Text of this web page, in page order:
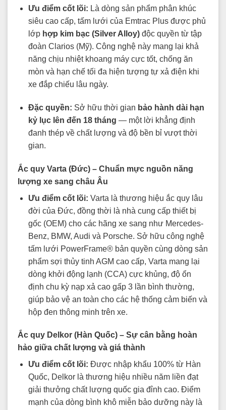
Ưu điểm cốt lõi: Là dòng sản phẩm phân khúc
siêu cao cấp, tấm lưới của Emtrac Plus được phủ
lớp hợp kim bạc (Silver Alloy)độc quyền từ tập
đoàn Clarios (Mỹ). Công nghệ này mang lại khả
năng chịu nhiệt khoang máy cực tốt, chống ăn
mòn và hạn chế tối đa hiện tượng tự xả điện khi
xe đắp chiếu lâu ngày.
Đặc quyền: Sở hữu thời gian bảo hành dài hạn
kỷ lục lên đến 18 tháng — một lời khẳng định
đanh thép về chất lượng và độ bền bỉ vượt thời
gian.
Ắc quy Varta (Đức) – Chuẩn mực nguồn năng
lượng xe sang châu Âu
Ưu điểm cốt lõi: Varta là thương hiệu ắc quy lâu
đời của Đức, đồng thời là nhà cung cấp thiết bị
gốc (OEM) cho các hãng xe sang như Mercedes-
Benz, BMW, Audi và Porsche. Sở hữu công nghệ
tấm lưới PowerFrame® bản quyền cùng dòng sản
phẩm sợi thủy tinh AGM cao cấp, Varta mang lại
dòng khởi động lạnh (CCA) cực khủng, độ ổn
định chu kỳ nạp xả cao gấp 3 lần bình thường,
giúp bảo vệ an toàn cho các hệ thống cảm biến và
hộp đen thông minh trên xe.
Ắc quy Delkor (Hàn Quốc) – Sự cân bằng hoàn
hảo giữa chất lượng và giá thành
Ưu điểm cốt lõi: Được nhập khẩu 100% từ Hàn
Quốc, Delkor là thương hiệu nhiều năm liền đạt
giải thưởng chất lượng quốc gia đỉnh cao. Điểm
mạnh của dòng bình khô miễn bảo dưỡng này là